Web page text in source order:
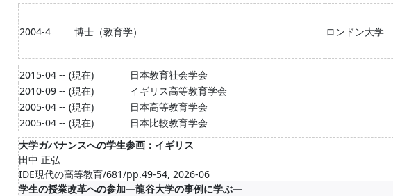
2004-4 博士（教育学） ロンドン大学
2015-04 -- (現在)
日本教育社会学会
2010-09 -- (現在)
イギリス高等教育学会
2005-04 -- (現在)
日本高等教育学会
2005-04 -- (現在)
日本比較教育学会
大学ガバナンスへの学生参画：イギリス
田中 正弘
IDE現代の高等教育/681/pp.49-54, 2026-06
学生の授業改革への参加―龍谷大学の事例に学ぶ―